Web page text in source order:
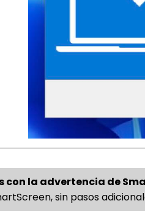
con la advertencia de
sin pasos